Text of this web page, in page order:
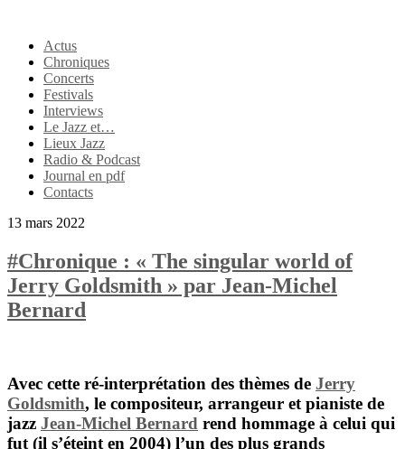
Actus
Chroniques
Concerts
Festivals
Interviews
Le Jazz et…
Lieux Jazz
Radio & Podcast
Journal en pdf
Contacts
13 mars 2022
#Chronique : « The singular world of
Jerry Goldsmith » par Jean-Michel
Bernard
Avec cette ré-interprétation des thèmes de Jerry
Goldsmith, le compositeur, arrangeur et pianiste de
jazz Jean-Michel Bernard rend hommage à celui qui
fut (il s’éteint en 2004) l’un des plus grands